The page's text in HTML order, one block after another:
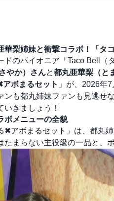
華梨姉妹と衝撃コラボ！「タ
ドのパイオニア「Taco Bell
やか）さんと都丸亜華梨（と
ボまるセット 」が、2026年
ンも都丸姉妹ファンも見逃せ
いきましょう！
ボメニューの全貌
✖アボまるセット」は、都丸
たまらない主役級の一品と、